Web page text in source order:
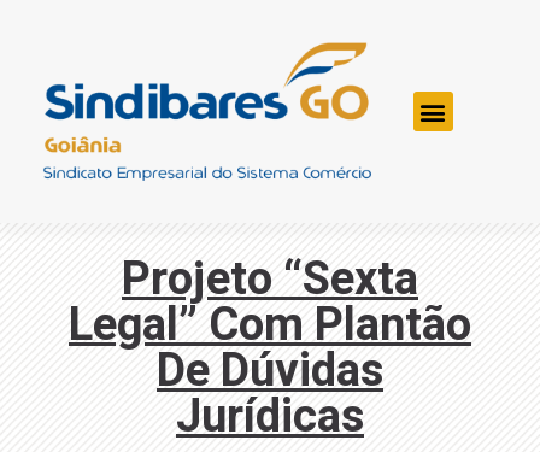
Projeto “Sexta
Legal” Com Plantão
De Dúvidas
Jurídicas